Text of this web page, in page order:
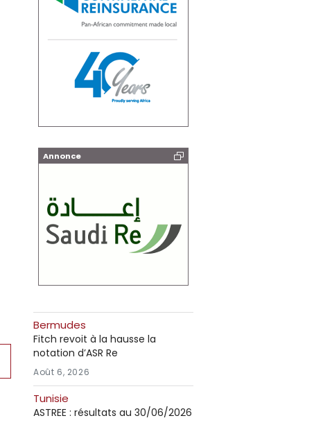
Annonce
Bermudes
Fitch revoit à la hausse la
notation d’ASR Re
Août 6, 2026
Tunisie
ASTREE : résultats au 30/06/2026